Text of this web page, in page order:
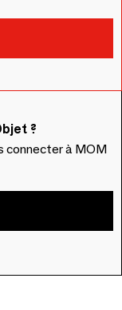
?
connecter à MOM